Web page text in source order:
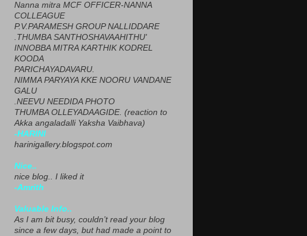
Nanna mitra MCF OFFICER-NANNA
COLLEAGUE
P.V.PARAMESH GROUP NALLIDDARE
.THUMBA SANTHOSHAVAAHITHU'
INNOBBA MITRA KARTHIK KODREL
KOODA
PARICHAYADAVARU.
NIMMA PARYAYA KKE NOORU VANDANE
GALU
.NEEVU NEEDIDA PHOTO
THUMBA OLLEYADAAGIDE. (reaction to
Akka angaladalli Yaksha Vaibhava)
-HARINI
harinigallery.blogspot.com
Nice..
nice blog.. I liked it
-Amrith
Valuable Info..
As I am bit busy, couldn’t read your blog
since a few days, but had made a point to